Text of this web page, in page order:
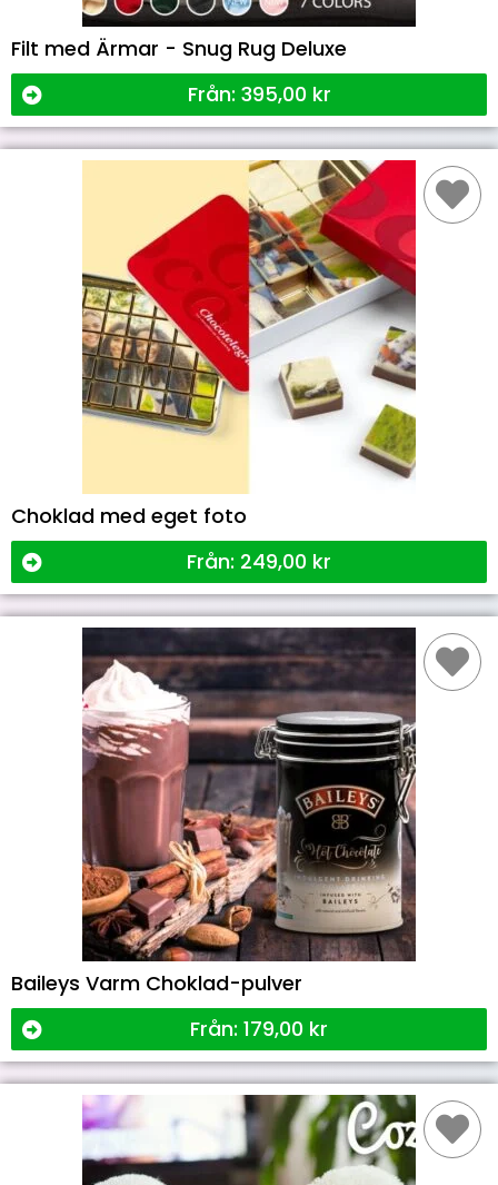
Filt med Ärmar - Snug Rug Deluxe
Från: 395,00 kr
Choklad med eget foto
Från: 249,00 kr
Baileys Varm Choklad-pulver
Från: 179,00 kr